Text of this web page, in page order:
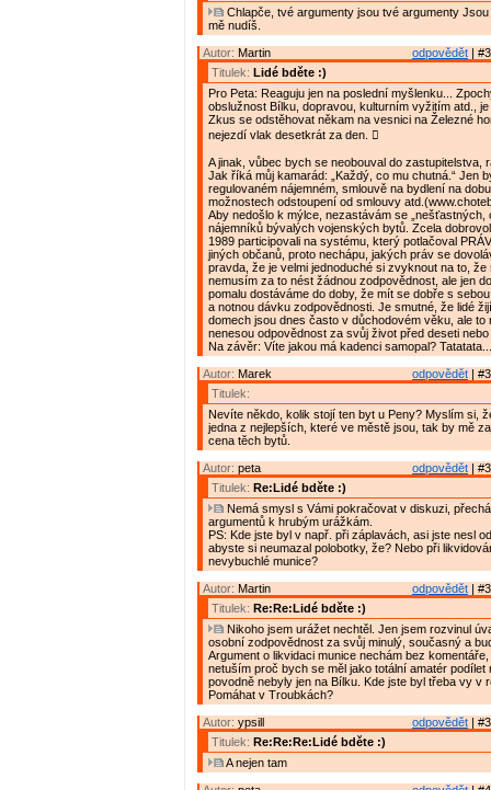
Chlapče, tvé argumenty jsou tvé argumenty
mě nudíš.
odpovědět |
Autor: Martin
Titulek: Lidé bděte :)
Pro Peta: Reaguju jen na poslední myšlenku...
obslužnost Bílku, dopravou, kulturním vyžitím atd.,
Zkus se odstěhovat někam na vesnici na Železné
nejezdí vlak desetkrát za den. 
A jinak, vůbec bych se neobouval do zastupitelstva,
Jak říká můj kamarád: „Každý, co mu chutná.“ Jen
regulovaném nájemném, smlouvě na bydlení na
možnostech odstoupení od smlouvy
Aby nedošlo k mýlce, nezastávám se „nešťastných,
nájemníků bývalých vojenských bytů. Zcela
1989 participovali na systému, který potlačoval
jiných občanů, proto nechápu, jakých práv se
pravda, že je velmi jednoduché si zvyknout na to, že
nemusím za to nést žádnou zodpovědnost, ale jen
pomalu dostáváme do doby, že mít se dobře s
a notnou dávku zodpovědnosti. Je smutné, že lidé
domech jsou dnes často v důchodovém věku, ale to
nenesou odpovědnost za svůj život před deseti nebo
Na závěr: Víte jakou má kadenci samopal?
odpovědět |
Autor: Marek
Titulek:
Nevíte někdo, kolik stojí ten byt u Peny? Myslím si,
jedna z nejlepších, které ve městě jsou, tak by mě
cena těch bytů.
odpovědět |
Autor: peta
Titulek: Re:Lidé bděte :)
Nemá smysl s Vámi pokračovat v diskuzi,
argumentů k hrubým urážkám.
PS: Kde jste byl v např. při záplavách, asi jste nesl
abyste si neumazal polobotky, že? Nebo při
nevybuchlé munice?
odpovědět |
Autor: Martin
Titulek: Re:Re:Lidé bděte :)
Nikoho jsem urážet nechtěl. Jen jsem rozvinul
osobní zodpovědnost za svůj minulý, současný a
Argument o likvidaci munice nechám bez
netuším proč bych se měl jako totální amatér podílet
povodně nebyly jen na Bílku. Kde jste byl třeba vy v
Pomáhat v Troubkách?
odpovědět |
Autor: ypsill
Titulek: Re:Re:Re:Lidé bděte :)
A nejen tam